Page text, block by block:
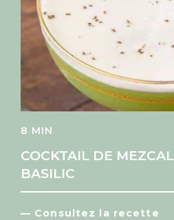
8 MIN
COCKTAIL DE
BASILIC
— Consultez la recette